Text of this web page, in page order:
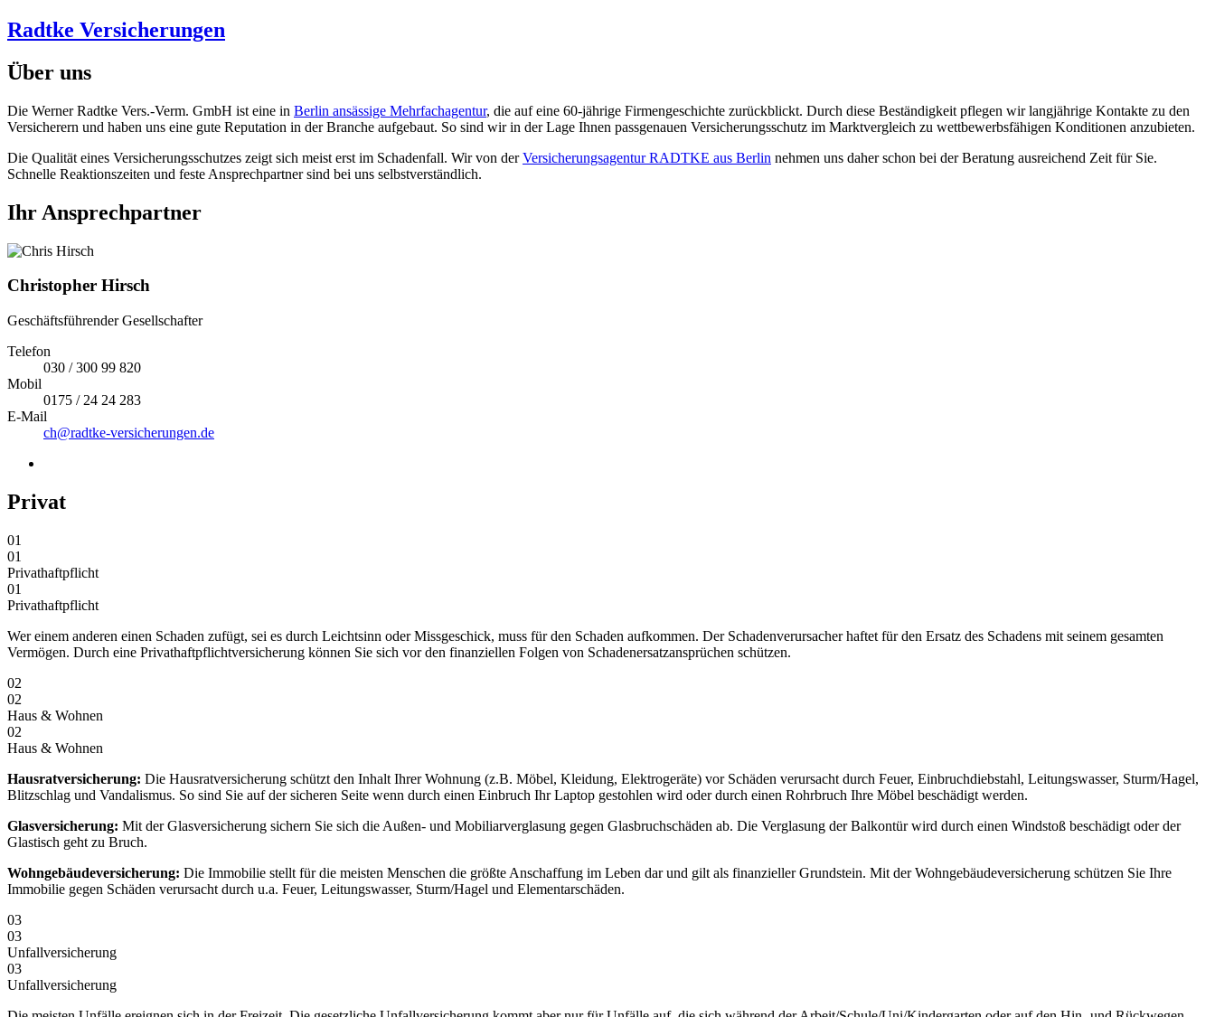
Radtke Versicherungen
Über uns
Die Werner Radtke Vers.-Verm. GmbH ist eine in Berlin ansässige Mehrfachagentur, die auf eine 60-jährige Firmengeschichte zurückblickt. Durch diese Beständigkeit pflegen wir langjährige Kontakte zu den
Versicherern und haben uns eine gute Reputation in der Branche aufgebaut. So sind wir in der Lage Ihnen passgenauen Versicherungsschutz im Marktvergleich zu wettbewerbsfähigen Konditionen anzubieten.
Die Qualität eines Versicherungsschutzes zeigt sich meist erst im Schadenfall. Wir von derVersicherungsagentur RADTKE aus Berlin nehmen uns daher schon bei der Beratung ausreichend Zeit für Sie.
Schnelle Reaktionszeiten und feste Ansprechpartner sind bei uns selbstverständlich.
Ihr Ansprechpartner
Christopher Hirsch
Geschäftsführender Gesellschafter
Telefon
030 / 300 99 820
Mobil
0175 / 24 24 283
E-Mail
ch@radtke-versicherungen.de
Privat
01
01
Privathaftpflicht
01
Privathaftpflicht
Wer einem anderen einen Schaden zufügt, sei es durch Leichtsinn oder Missgeschick, muss für den Schaden aufkommen. Der Schadenverursacher haftet für den Ersatz des Schadens mit seinem gesamten
Vermögen. Durch eine Privathaftpflichtversicherung können Sie sich vor den finanziellen Folgen von Schadenersatzansprüchen schützen.
02
02
Haus & Wohnen
02
Haus & Wohnen
Hausratversicherung: Die Hausratversicherung schützt den Inhalt Ihrer Wohnung (z.B. Möbel, Kleidung, Elektrogeräte) vor Schäden verursacht durch Feuer, Einbruchdiebstahl, Leitungswasser, Sturm/Hagel,
Blitzschlag und Vandalismus. So sind Sie auf der sicheren Seite wenn durch einen Einbruch Ihr Laptop gestohlen wird oder durch einen Rohrbruch Ihre Möbel beschädigt werden.
Glasversicherung: Mit der Glasversicherung sichern Sie sich die Außen- und Mobiliarverglasung gegen Glasbruchschäden ab. Die Verglasung der Balkontür wird durch einen Windstoß beschädigt oder der
Glastisch geht zu Bruch.
Wohngebäudeversicherung: Die Immobilie stellt für die meisten Menschen die größte Anschaffung im Leben dar und gilt als finanzieller Grundstein. Mit der Wohngebäudeversicherung schützen Sie Ihre
Immobilie gegen Schäden verursacht durch u.a. Feuer, Leitungswasser, Sturm/Hagel und Elementarschäden.
03
03
Unfallversicherung
03
Unfall­versicherung